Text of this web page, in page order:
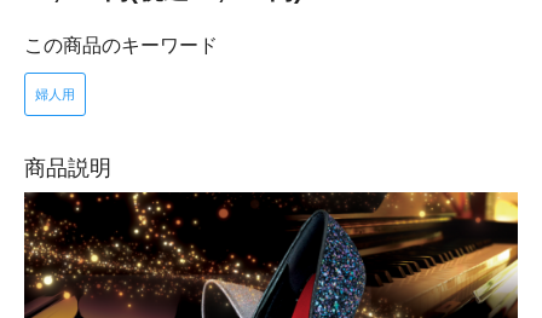
この商品のキーワード
婦人用
商品説明